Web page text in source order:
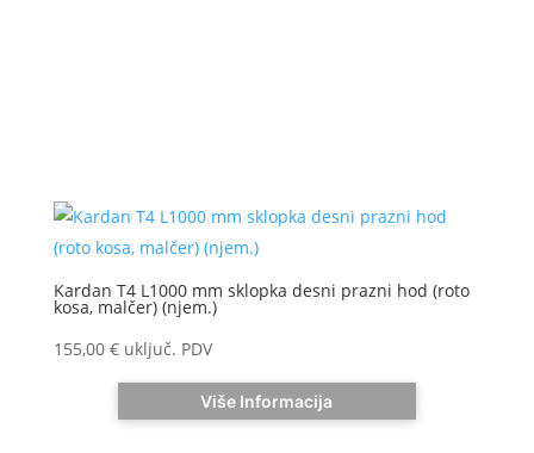
Kardan T4 L1000 mm sklopka desni prazni hod (roto
kosa, malčer) (njem.)
155,00 € uključ. PDV
Više Informacija